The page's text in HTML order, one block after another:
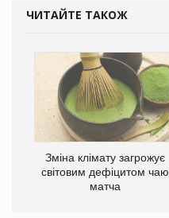
ЧИТАЙТЕ ТАКОЖ
Зміна клімату загрожує
світовим дефіцитом чаю
матча